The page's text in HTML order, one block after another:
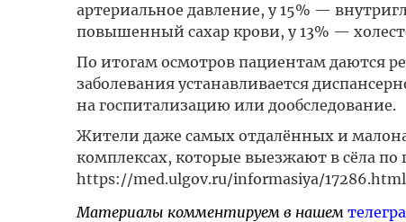
артериальное давление, у 15% —
повышенный сахар крови, у 13% —
По итогам осмотров пациентам даются
заболевания устанавливается
на госпитализацию или дообследование.
Жители даже самых отдалённых и
комплексах, которые выезжают в сёла
https://med.ulgov.ru/informasiya/
Материалы комментируем в нашем